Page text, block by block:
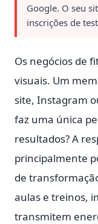
Google. O seu
inscrições de
Os negócios de
visuais. Um
site, Instagram
faz uma única
resultados? A
principalmente
de
aulas e treinos,
transmitem